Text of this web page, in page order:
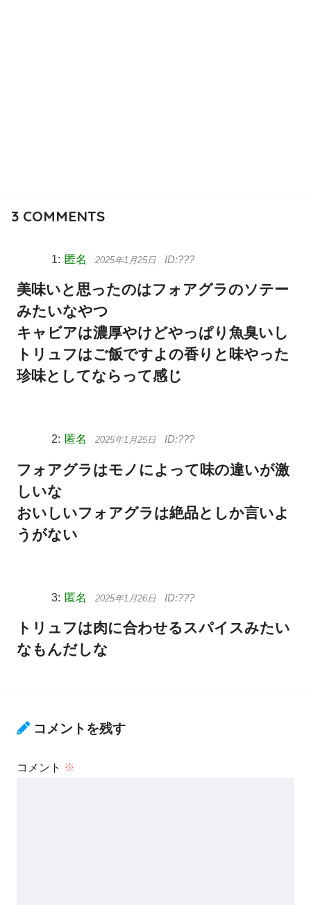
3COMMENTS
匿名 2025年1月25日
美味いと思ったのはフォアグラのソテー
みたいなやつ
キャビアは濃厚やけどやっぱり魚臭いし
トリュフはご飯ですよの香りと味やった
珍味としてならって感じ
匿名 2025年1月25日
フォアグラはモノによって味の違いが激
しいな
おいしいフォアグラは絶品としか言いよ
うがない
匿名 2025年1月26日
トリュフは肉に合わせるスパイスみたい
なもんだしな
コメントを残す
コメント ※